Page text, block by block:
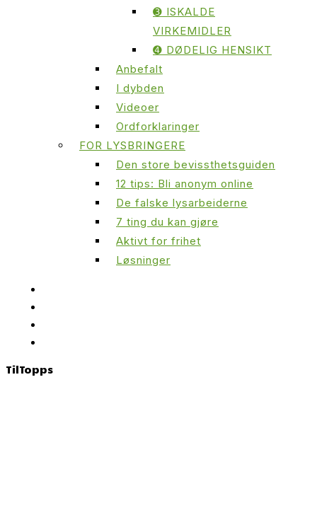
➌ ISKALDE
VIRKEMIDLER
➍ DØDELIG HENSIKT
Anbefalt
I dybden
Videoer
Ordforklaringer
FOR LYSBRINGERE
Den store bevissthetsguiden
12 tips: Bli anonym online
De falske lysarbeiderne
7 ting du kan gjøre
Aktivt for frihet
Løsninger
TilTopps